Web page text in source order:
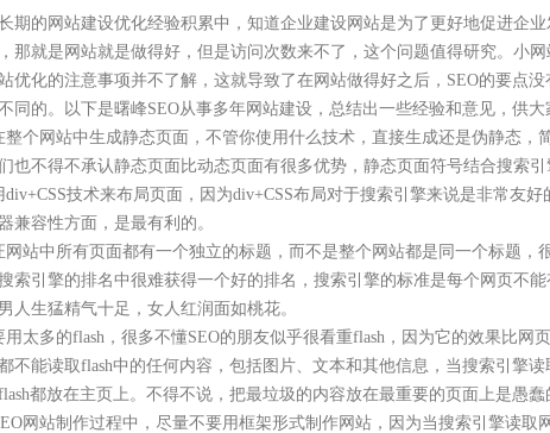
期的网站建设优化经验积累中，知道企业建设网站是为了更好地促进企
那就是网站就是做得好，但是访问次数来不了，这个问题值得研究。小
优化的注意事项并不了解，这就导致了在网站做得好之后，SEO的要点
同的。以下是曙峰SEO从事多年网站建设，总结出一些经验和意见，供大
整个网站中生成静态页面，不管你使用什么技术，直接生成还是伪静态
也不得不承认静态页面比动态页面有很多优势，静态页面符号结合搜索
div+CSS技术来布局页面，因为div+CSS布局对于搜索引擎来说是非常友
兼容性方面，是最有利的。
网站中所有页面都有一个独立的标题，而不是整个网站都是同一个标题
索引擎的排名中很难获得一个好的排名，搜索引擎的标准是每个网页不
人生猛精气十足，女人红润面如桃花。
用太多的flash，很多不懂SEO的朋友似乎很看重flash，因为它的效果比
不能读取flash中的任何内容，包括图片、文本和其他信息，当搜索引擎
都放在主页上。不得不说，把最垃圾的内容放在最重要的页面上是愚蠢
网站制作过程中，尽量不要用框架形式制作网站，因为当搜索引擎读